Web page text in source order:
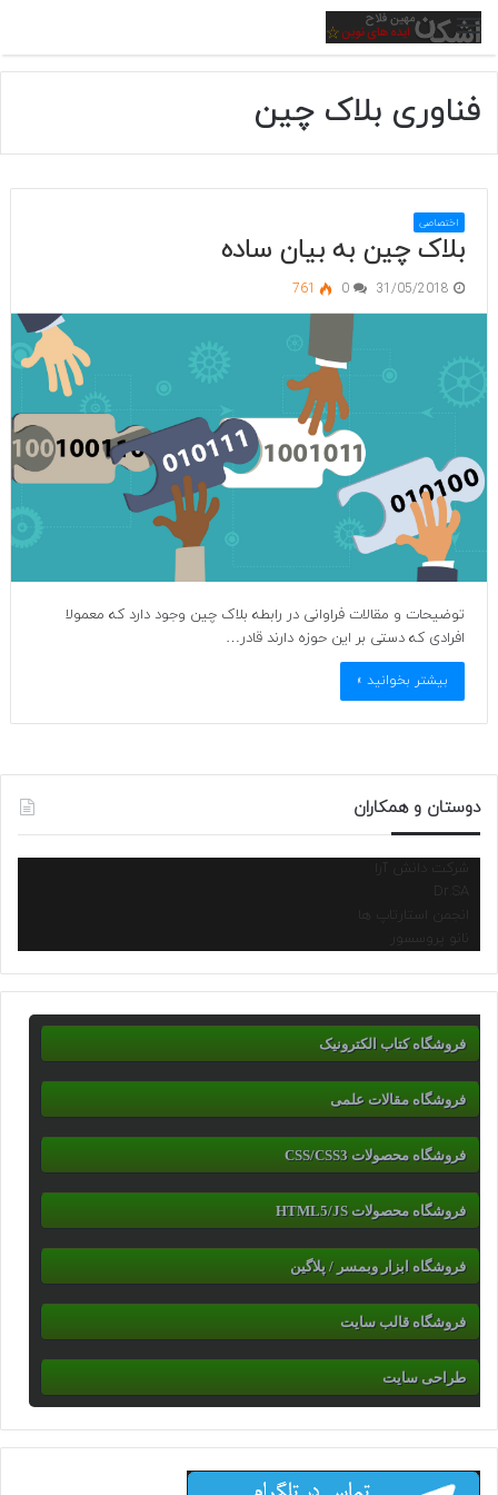
منو
فناوری بلاک چین
اختصاصی
بلاک چین به بیان ساده
31/05/2018
0
761
توضیحات و مقالات فراوانی در رابطه بلاک چین وجود دارد که معمولا
افرادی که دستی بر این حوزه دارند قادر…
بیشتر بخوانید »
دوستان و همکاران
شرکت دانش آرا
انجمن استارتاپ ها
نانو پروسسور
فروشگاه کتاب الکترونیک
فروشگاه مقالات علمی
فروشگاه محصولات CSS/CSS3
فروشگاه محصولات HTML5/JS
فروشگاه ابزار وبمسر / پلاگین
فروشگاه قالب سایت
طراحی سایت